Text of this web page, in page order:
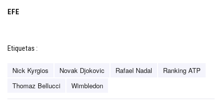
EFE
Etiquetas :
Nick Kyrgios Novak Djokovic Rafael Nadal
Ranking ATP
Thomaz Bellucci
Wimbledon